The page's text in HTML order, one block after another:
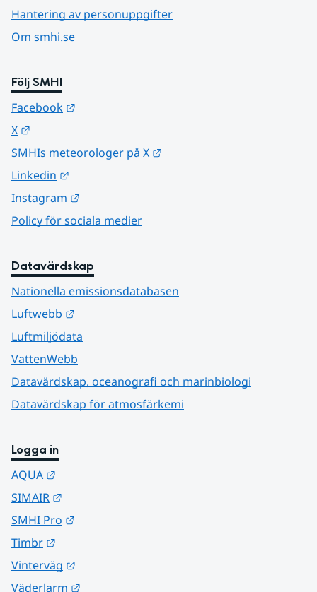
Hantering av personuppgifter
Om smhi.se
Följ SMHI
Facebook
X
SMHIs meteorologer på X
Linkedin
Instagram
Policy för sociala medier
Datavärdskap
Nationella emissionsdatabasen
Luftwebb
Luftmiljödata
VattenWebb
Datavärdskap, oceanografi och marinbiologi
Datavärdskap för atmosfärkemi
Logga in
AQUA
SIMAIR
SMHI Pro
Timbr
Vinterväg
Väderlarm